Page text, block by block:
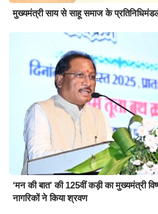
मुख्यमंत्री साय से साहू समाज के
‘मन की बात’ की 125वीं कड़ी का मुख्यमंत्री
नागरिकों ने किया श्रवण